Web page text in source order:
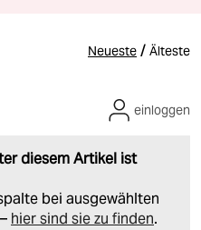
Neueste / Älteste
diesem Artikel ist
bei ausgewählten
hier sind sie zu finden.
einloggen